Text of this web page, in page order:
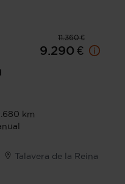
11.360 €
9.290 €
km
Talavera de la Reina